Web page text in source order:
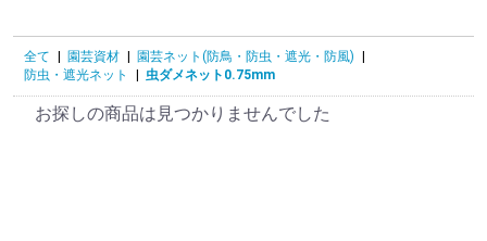
全て | 園芸資材 | 園芸ネット(防鳥・防虫・遮光・防風) |
防虫・遮光ネット
| 虫ダメネット0.75mm
お探しの商品は見つかりませんでした